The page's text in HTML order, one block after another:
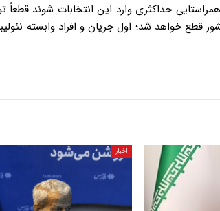
حداکثری وارد این انتخابات شوند
خواهد شد؛ اول جریان و افراد وابسته
اخبار